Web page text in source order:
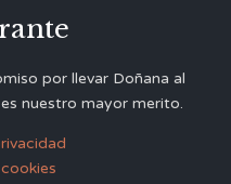
por llevar Doñana al
nuestro mayor merito.